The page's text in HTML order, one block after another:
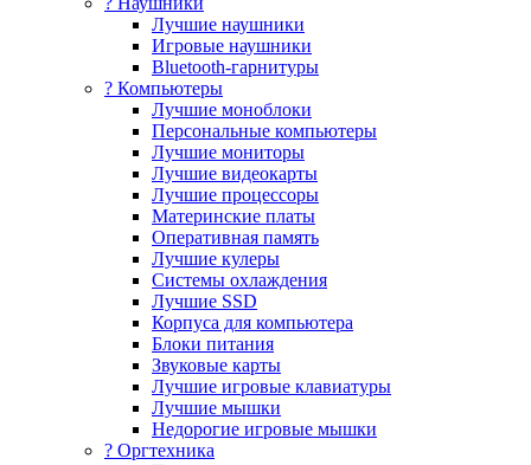
Лучшие наушники
Игровые наушники
Bluetooth-гарнитуры
?️ Компьютеры
Лучшие моноблоки
Персональные компьютеры
Лучшие мониторы
Лучшие видеокарты
Лучшие процессоры
Материнские платы
Оперативная память
Лучшие кулеры
Системы охлаждения
Лучшие SSD
Корпуса для компьютера
Блоки питания
Звуковые карты
Лучшие игровые клавиатуры
Лучшие мышки
Недорогие игровые мышки
?️ Оргтехника